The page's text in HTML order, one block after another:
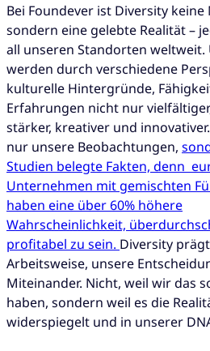
Bei Foundever ist Diversity keine
sondern eine gelebte Realität –
all unseren Standorten weltweit.
werden durch verschiedene
kulturelle Hintergründe,
Erfahrungen nicht nur
stärker, kreativer und
nur unsere Beobachtungen,
Studien belegte Fakten, denn
Unternehmen mit gemischten
haben eine über 60% höhere
Wahrscheinlichkeit,
profitabel zu sein. Diversity
Arbeitsweise, unsere
Miteinander. Nicht, weil wir das
haben, sondern weil es die
widerspiegelt und in unserer